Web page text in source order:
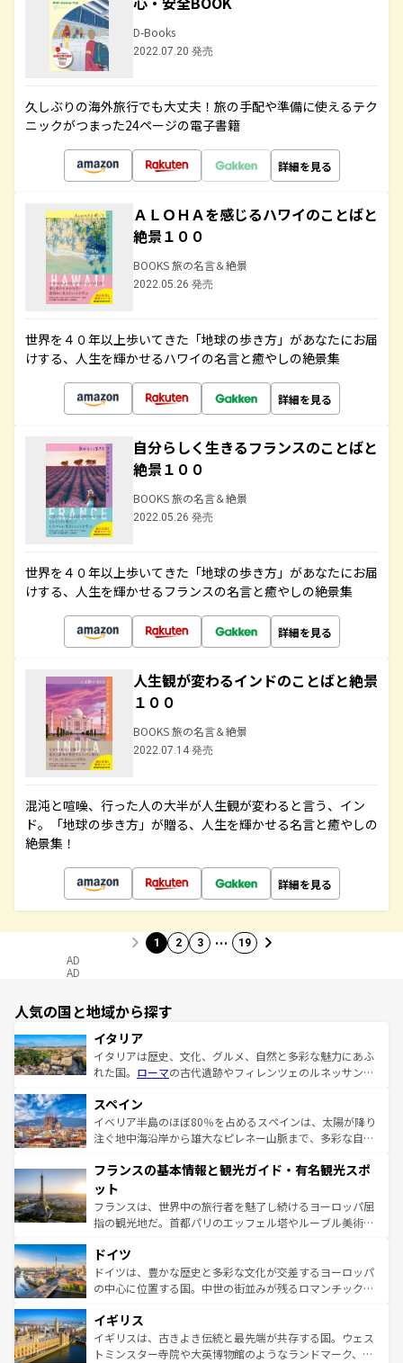
D-Books
2022.07.20 発売
久しぶりの海外旅行でも大丈夫！旅の手配や準備に使えるテク
ニックがつまった24ページの電子書籍
詳細を見る
ＡＬＯＨＡを感じるハワイのことばと
絶景１００
BOOKS 旅の名言＆絶景
2022.05.26 発売
世界を４０年以上歩いてきた「地球の歩き方」があなたにお届
けする、人生を輝かせるハワイの名言と癒やしの絶景集
詳細を見る
自分らしく生きるフランスのことばと
絶景１００
BOOKS 旅の名言＆絶景
2022.05.26 発売
世界を４０年以上歩いてきた「地球の歩き方」があなたにお届
けする、人生を輝かせるフランスの名言と癒やしの絶景集
詳細を見る
人生観が変わるインドのことばと絶景
１００
BOOKS 旅の名言＆絶景
2022.07.14 発売
混沌と喧噪、行った人の大半が人生観が変わると言う、イン
ド。「地球の歩き方」が贈る、人生を輝かせる名言と癒やしの
絶景集！
詳細を見る
1 2 3 … 19
AD
AD
人気の国と地域から探す
イタリア
イタリアは歴史、文化、グルメ、自然と多彩な魅力にあふ
れた国。 ローマの古代遺跡やフィレンツェのルネッサンス
ろん、トスカーナの美しい田園風景やアマルフィ海岸の絶
景など、自然景観も見逃せない。観光の合間には、本場の
ピザやパスタなど、絶品のイタリア料理を堪能することも
ませてくれるイタリアで、忘れられない旅をしてみよう！
なお、新着のイタリア情報は
しい。
スペイン
イベリア半島のほぼ80％を占めるスペインは、太陽が降り
注ぐ地中海沿岸から雄大なピレネー山脈まで、多彩な自然
文化が根付くこの国では、情熱的なフラメンコ、熱気あふ
れる闘牛、そして美味しいタパスが生活の一部となってい
る。首都マドリードの洗練された雰囲気や、バルセロナの
アートに溢れた街角から、地方では古代ローマ遺跡や中世
せる。地方によって風土や気候が異なるスペインはその個
性で訪れる人を魅了する。 なお、新着のスペイン情報は コ
ンテンツ一覧を参照してほしい。
フランスの基本情報と観光ガイド・有名観光スポ
ット
フランスは、世界中の旅行者を魅了し続けるヨーロッパ屈
指の観光地だ。首都パリのエッフェル塔やルーブル美術館
で、幅広い魅力が詰まっている。華麗な宮殿、歴史的な大
聖堂、美しいビーチ、そして豊かな自然が、訪れる者を心
から魅了する。また、フランスは美食の国としても知ら
いる。シャンパンの発祥地であるランス、プロヴァンスの
香り高いラベンダー畑など、多彩な楽しみ方が可能だ。さ
らに、パリ以外の地域にも魅力が溢れており、どの街角に
ドイツ
ドイツは、豊かな歴史と多彩な文化が交差するヨーロッパ
の中心に位置する国。中世の街並みが残るロマンチック街
顔を持つこの国は、どこを歩いても飽きることがない。ベ
ルリンの文化的活気、バイエルン州のアルプスの絶景、そ
してライン川沿いのワイン畑といった風景は必見。ビール
イギリス
イギリスは、古きよき伝統と最先端が共存する国。ウェス
トミンスター寺院や大英博物館のようなランドマーク、歴